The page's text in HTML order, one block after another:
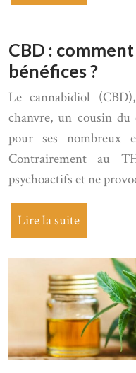
CBD :
bénéfices ?
Le cannabidiol
chanvre, un cousin du
pour ses nombreux
Contrairement au
psychoactifs et ne
Lire la suite